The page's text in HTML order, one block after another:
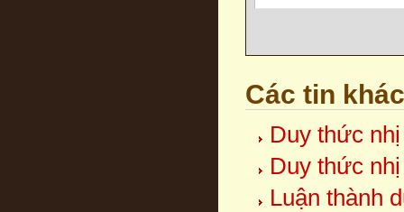
Các tin khác
Duy thức
Duy thức
Luận thành